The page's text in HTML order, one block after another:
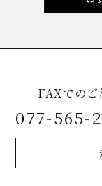
FAXでのご
077-565-